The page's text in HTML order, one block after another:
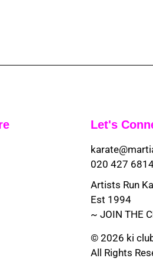
Let's
020 427
Artists Run
Est 1994
~ JOIN THE
© 2026 ki
All Rights